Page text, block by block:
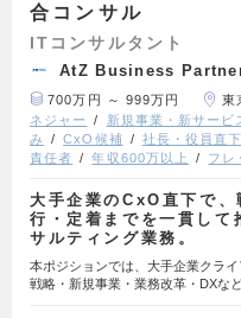
合コンサル
ITコンサルタント
AtZ Business
700万円 ～ 999万円 東
ネジャー
新規事業・新サービ
み
CxO候補 社長・役員直下
責任者
年収600万以上 フレ
大手企業のCxO直下で、
行・定着までを一貫して
サルティング業務。
本ポジションでは、大手企業クラ
戦略・新規事業・業務改革・DXな